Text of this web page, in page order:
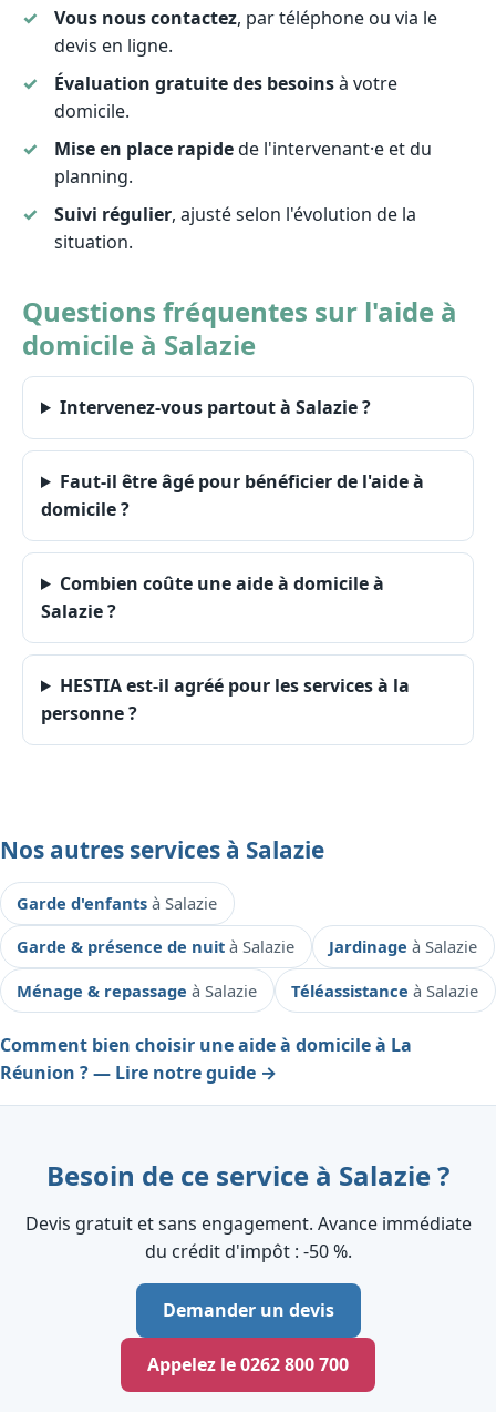
Vous nous contactez, par téléphone ou via le
devis en ligne.
Évaluation gratuite des besoinsà votre
domicile.
Mise en place rapidede l'intervenant·e et du
planning.
Suivi régulier, ajusté selon l'évolution de la
situation.
Questions fréquentes sur l'aide à
domicile à Salazie
Intervenez-vous partout à Salazie ?
Faut-il être âgé pour bénéficier de l'aide à
domicile ?
Combien coûte une aide à domicile à
Salazie ?
HESTIA est-il agréé pour les services à la
personne ?
Nos autres services à Salazie
Garde d'enfantsà Salazie
Garde & présence de nuità Salazie Jardinageà Salazie
Ménage & repassageà Salazie Téléassistanceà Salazie
Comment bien choisir une aide à domicile à La
Réunion ? — Lire notre guide →
Besoin de ce service à Salazie ?
Devis gratuit et sans engagement. Avance immédiate
du crédit d'impôt : ‑50 %.
Demander un devis
Appelez le 0262 800 700